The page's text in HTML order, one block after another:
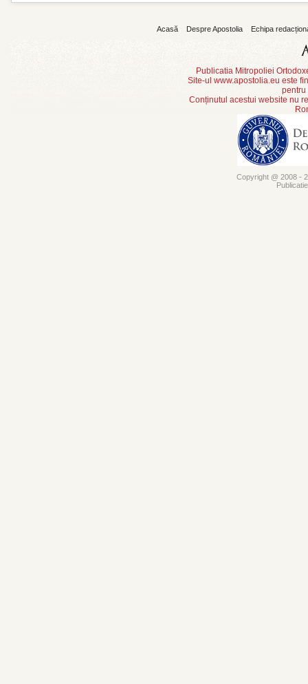
Acasă Despre Apostolia Echipa
Publicatia Mitropoliei
Site-ul www.apostolia.eu este
pentru
Conținutul acestui website nu
Copyright @ 2008 -